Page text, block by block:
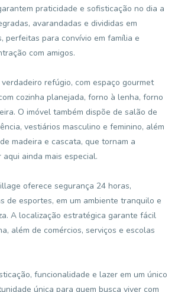
praticidade e sofisticação no dia a
avarandadas e divididas em
perfeitas para convívio em família e
com amigos.
refúgio, com espaço gourmet
cozinha planejada, forno à lenha, forno
O imóvel também dispõe de salão de
vestiários masculino e feminino, além
madeira e cascata, que tornam a
ainda mais especial.
oferece segurança 24 horas,
de esportes, em um ambiente tranquilo e
A localização estratégica garante fácil
além de comércios, serviços e escolas
funcionalidade e lazer em um único
única para quem busca viver com